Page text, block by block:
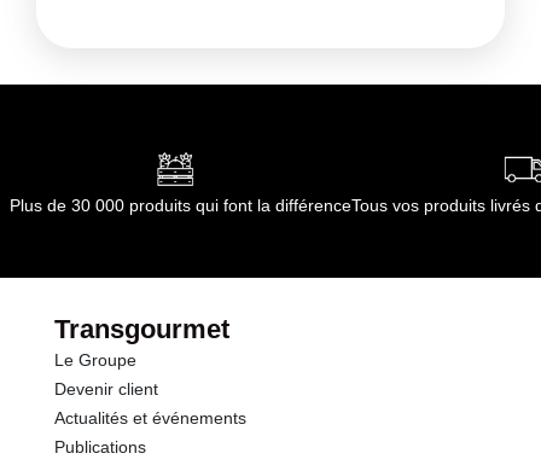
Plus de 30 000 produits qui font la différenceTous vos produits livrés
Transgourmet
Le Groupe
Devenir client
Actualités et événements
Publications